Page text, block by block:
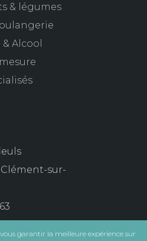
& légumes
Alcool
Clément-sur-
garantir la meilleure expérience sur